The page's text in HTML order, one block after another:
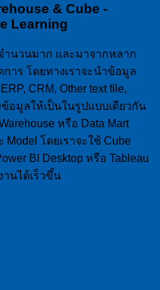
& Cube -
Learning
นวนมาก และมาจากหลาก
าร โดยทางเราจะนำข้อมูล
CRM, Other text file,
อมูลให้เป็นในรูปแบบเดียวกัน
หรือ Data Mart
โดยเราจะใช้ Cube
BI Desktop หรือ Tableau
านได้เร็วขึ้น